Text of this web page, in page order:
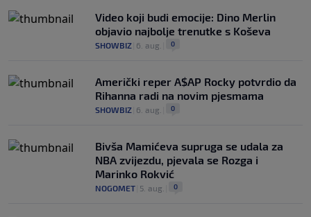
Video koji budi emocije: Dino Merlin
objavio najbolje trenutke s Koševa
SHOWBIZ 6. aug. 0
Američki reper A$AP Rocky potvrdio da
Rihanna radi na novim pjesmama
SHOWBIZ 6. aug. 0
Bivša Mamićeva supruga se udala za
NBA zvijezdu, pjevala se Rozga i
Marinko Rokvić
NOGOMET 5. aug. 0